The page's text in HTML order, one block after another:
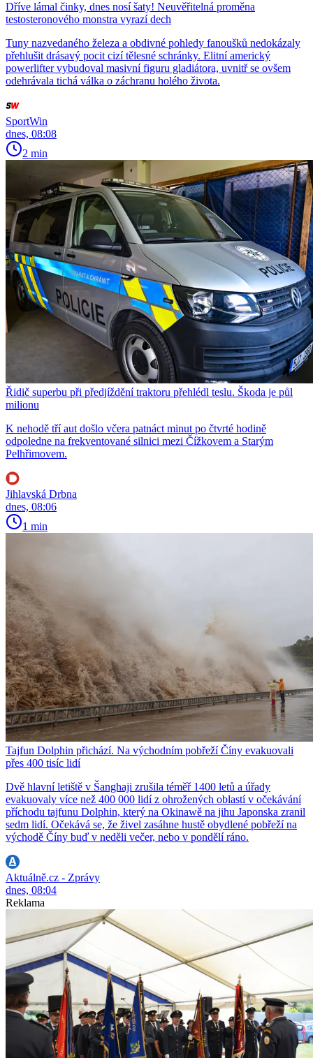
Dříve lámal činky, dnes nosí šaty! Neuvěřitelná proměna
testosteronového monstra vyrazí dech
Tuny nazvedaného železa a obdivné pohledy fanoušků nedokázaly
přehlušit drásavý pocit cizí tělesné schránky. Elitní americký
powerlifter vybudoval masivní figuru gladiátora, uvnitř se ovšem
odehrávala tichá válka o záchranu holého života.
SportWin
dnes, 08:08
2 min
Řidič superbu při předjíždění traktoru přehlédl teslu. Škoda je půl
milionu
K nehodě tří aut došlo včera patnáct minut po čtvrté hodině
odpoledne na frekventované silnici mezi Čížkovem a Starým
Pelhřimovem.
Jihlavská Drbna
dnes, 08:06
1 min
Tajfun Dolphin přichází. Na východním pobřeží Číny evakuovali
přes 400 tisíc lidí
Dvě hlavní letiště v Šanghaji zrušila téměř 1400 letů a úřady
evakuovaly více než 400 000 lidí z ohrožených oblastí v očekávání
příchodu tajfunu Dolphin, který na Okinawě na jihu Japonska zranil
sedm lidí. Očekává se, že živel zasáhne hustě obydlené pobřeží na
východě Číny buď v neděli večer, nebo v pondělí ráno.
Aktuálně.cz - Zprávy
dnes, 08:04
Reklama